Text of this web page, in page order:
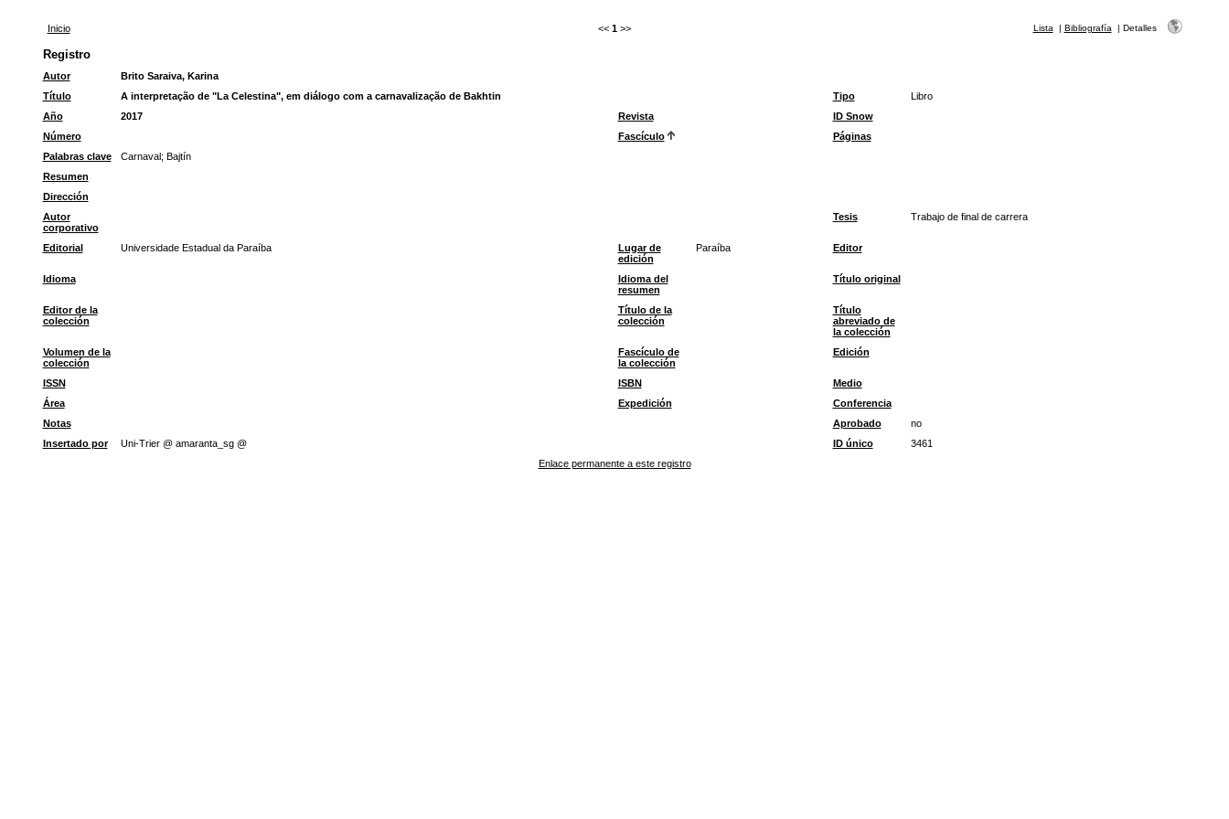
Inicio << 1 >> Lista | Bibliografía | Detalles
Registro
Autor
Brito Saraiva, Karina
Título
A interpretação de "La Celestina", em diálogo com a carnavalização de Bakhtin Tipo
Libro
Año
2017 Revista
ID Snow
Número
Fascículo
Páginas
Palabras clave
Carnaval; Bajtín
Resumen
Dirección
Autor
corporativo
Tesis Trabajo de final de carrera
Editorial Universidade Estadual da Paraíba
Lugar de
edición
Paraíba Editor
Idioma
Idioma del
resumen
Título original
Editor de la
colección
Título de la
colección
Título
abreviado de
la colección
Volumen de la
colección
Fascículo de
la colección
Edición
ISSN ISBN
Medio
Área
Expedición
Conferencia
Notas
Aprobado
no
Insertado por
Uni-Trier @ amaranta_sg @ ID único
3461
Enlace permanente a este registro